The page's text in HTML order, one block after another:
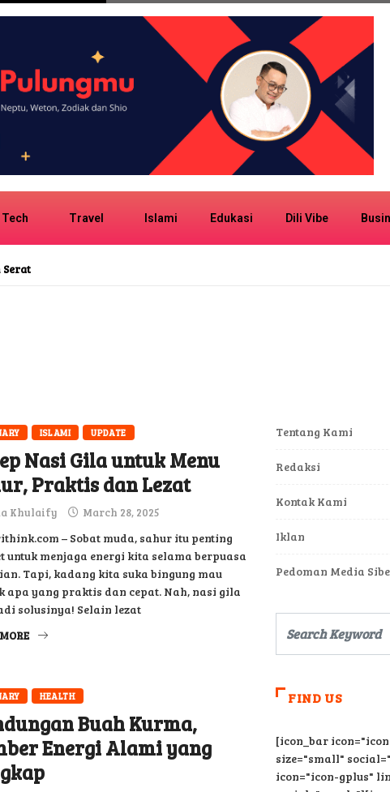
Tech Travel Islami Edukasi Dili Vibe
Award
ISLAMI UPDATE
Nasi Gila untuk Menu
Praktis dan Lezat
Khulaify March 28, 2025
– Sobat muda, sahur itu penting
untuk menjaga energi kita selama berpuasa
Tapi, kadang kita suka bingung mau
apa yang praktis dan cepat. Nah, nasi gila
solusinya! Selain lezat
HEALTH
Buah Kurma,
Energi Alami yang
Tentang Kami
Redaksi
Kontak Kami
Iklan
Pedoman Media
FIND US
[icon_bar
size="small"
icon="icon-gplus"